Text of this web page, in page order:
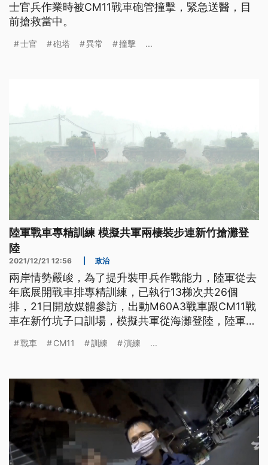
士官兵作業時被CM11戰車砲管撞擊，緊急送醫，目
前搶救當中。
士官 砲塔 異常 撞擊 ...
陸軍戰車專精訓練 模擬共軍兩棲裝步連新竹搶灘登
陸
2021/12/21 12:56 政治
兩岸情勢嚴峻，為了提升裝甲兵作戰能力，陸軍從去
年底展開戰車排專精訓練，已執行13梯次共26個
排，21日開放媒體參訪，出動M60A3戰車跟CM11戰
車在新竹坑子口訓場，模擬共軍從海灘登陸，陸軍趕
順利完成射擊任務。
戰車 CM11 訓練 演練 ...